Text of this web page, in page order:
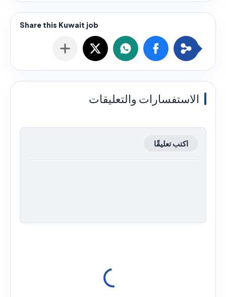
الاستفسارات والتعليقات
اكتب تعليقًا